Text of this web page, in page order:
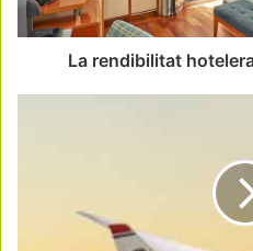
La rendibilitat